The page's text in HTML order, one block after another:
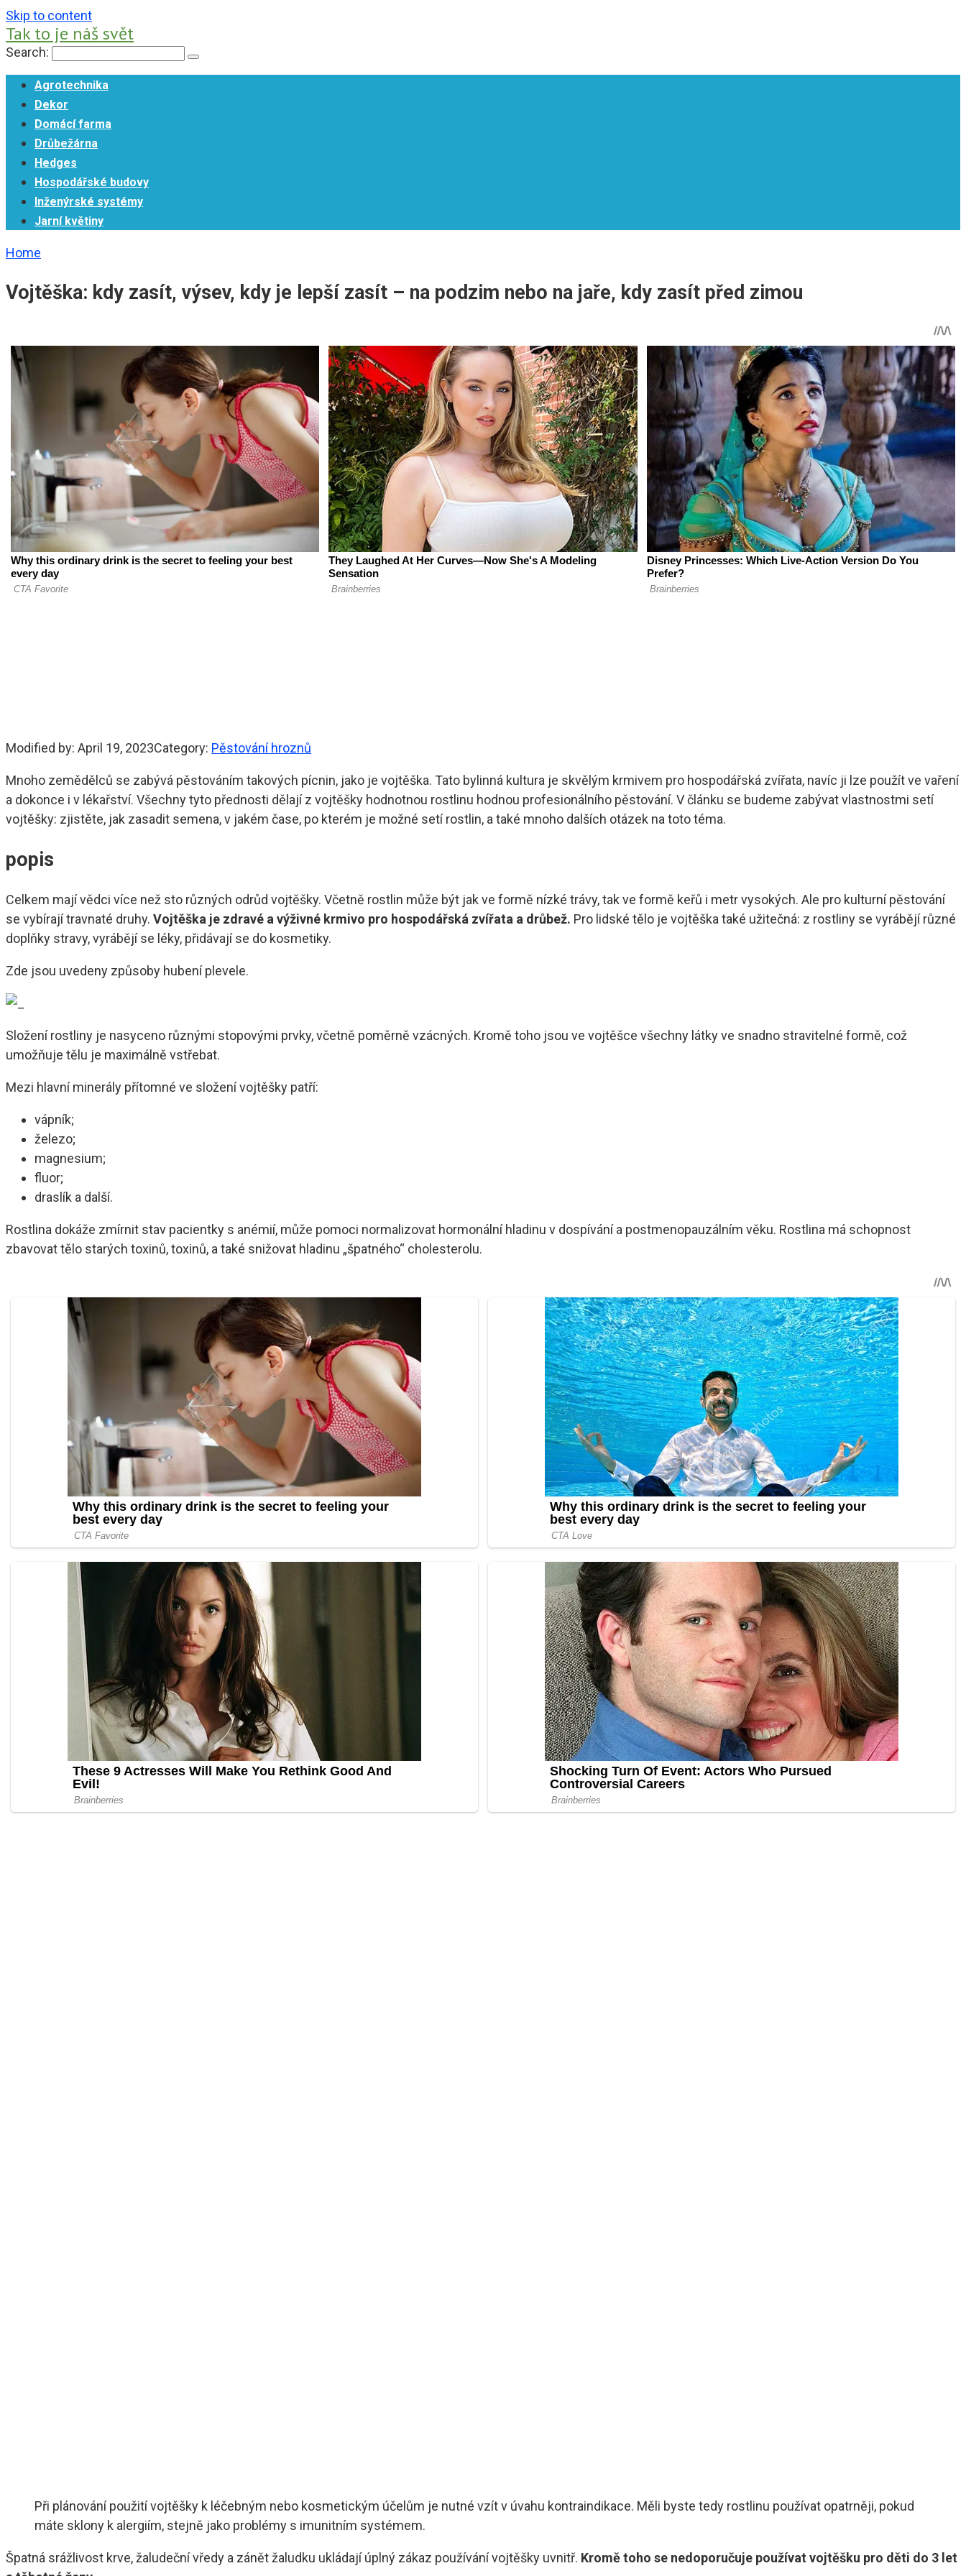
Skip to content
Tak to je náš svět
Search:
Agrotechnika
Dekor
Domácí farma
Drůbežárna
Hedges
Hospodářské budovy
Inženýrské systémy
Jarní květiny
Home
Vojtěška: kdy zasít, výsev, kdy je lepší zasít – na podzim nebo na jaře, kdy zasít před zimou
Modified by: April 19, 2023Category: Pěstování hroznů
Mnoho zemědělců se zabývá pěstováním takových pícnin, jako je vojtěška. Tato bylinná kultura je skvělým krmivem pro hospodářská zvířata, navíc ji lze použít ve vaření
a dokonce i v lékařství. Všechny tyto přednosti dělají z vojtěšky hodnotnou rostlinu hodnou profesionálního pěstování. V článku se budeme zabývat vlastnostmi setí
vojtěšky: zjistěte, jak zasadit semena, v jakém čase, po kterém je možné setí rostlin, a také mnoho dalších otázek na toto téma.
popis
Celkem mají vědci více než sto různých odrůd vojtěšky. Včetně rostlin může být jak ve formě nízké trávy, tak ve formě keřů i metr vysokých. Ale pro kulturní pěstování
se vybírají travnaté druhy. Vojtěška je zdravé a výživné krmivo pro hospodářská zvířata a drůbež. Pro lidské tělo je vojtěška také užitečná: z rostliny se vyrábějí různé
doplňky stravy, vyrábějí se léky, přidávají se do kosmetiky.
Zde jsou uvedeny způsoby hubení plevele.
Složení rostliny je nasyceno různými stopovými prvky, včetně poměrně vzácných. Kromě toho jsou ve vojtěšce všechny látky ve snadno stravitelné formě, což
umožňuje tělu je maximálně vstřebat.
Mezi hlavní minerály přítomné ve složení vojtěšky patří:
vápník;
železo;
magnesium;
fluor;
draslík a další.
Rostlina dokáže zmírnit stav pacientky s anémií, může pomoci normalizovat hormonální hladinu v dospívání a postmenopauzálním věku. Rostlina má schopnost
zbavovat tělo starých toxinů, toxinů, a také snižovat hladinu „špatného“ cholesterolu.
Při plánování použití vojtěšky k léčebným nebo kosmetickým účelům je nutné vzít v úvahu kontraindikace. Měli byste tedy rostlinu používat opatrněji, pokud
máte sklony k alergiím, stejně jako problémy s imunitním systémem.
Špatná srážlivost krve, žaludeční vředy a zánět žaludku ukládají úplný zákaz používání vojtěšky uvnitř. Kromě toho se nedoporučuje používat vojtěšku pro děti do 3 let